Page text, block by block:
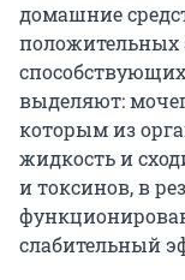
домашние
положительных
выделяют:
которым из
жидкость и
и токсинов, в
слабительный